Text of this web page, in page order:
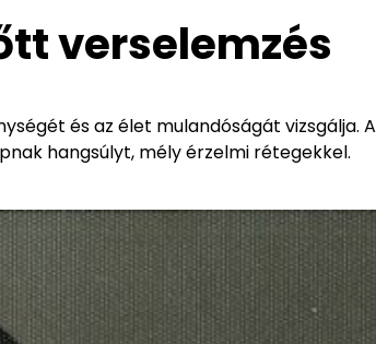
verselemzés
és az élet mulandóságát vizsgálja. A
hangsúlyt, mély érzelmi rétegekkel.